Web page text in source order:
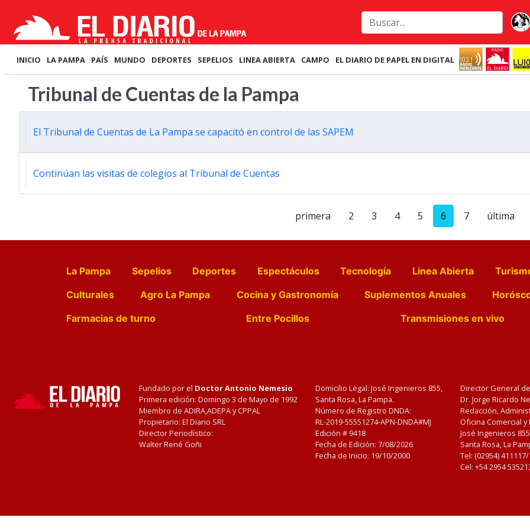
INICIO LA PAMPA PAÍS MUNDO DEPORTES SEPELIOS LINEA ABIERTA CAMPO EL DIARIO DE PAPEL EN DIGITAL
Tribunal de Cuentas de la Pampa
El Tribunal de Cuentas de La Pampa se capacitó en control de las SAPEM
Continúan las visitas de colegios al Tribunal de Cuentas
primera 2 3 4 5 6 7 última
La Pampa Sepelios Deportes Espectáculos Tecnología Linea Abierta
Culturales
Agro La Pampa Cocina y Gastronomía Suplementos Anuales
Farmacias de turno
Entre Pocillos Transmisiones en vivo
Fundado por el Doctor Antonio Nemesio
Primera edición: Domingo 3 de Mayo de 1992
Miembro de ADIRA,ADEPA y CPPAL
Propietario: El Diario SRL
Director Periodístico:
Walter René Goñi
Domicilio Legal: José Ingenieros 855,
Santa Rosa, La Pampa.
Número de Registro DNDA:
RL-2019-55551274-APN-DNDA#MJ
Edición # 9418
Fecha de Edición: 7/08/2026
Fecha de Inicio: 19/10/2000
Director General
Dr. Jorge Ricardo
Redacción,
Oficina Comercial
José Ingenieros
Santa Rosa, La
Tel: (02954)
Cel: +54 2954